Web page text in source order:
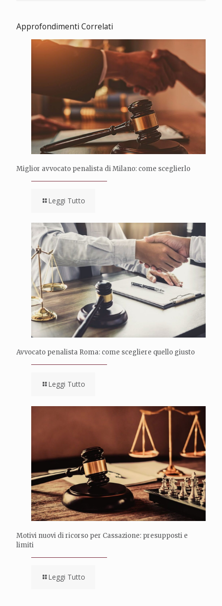
Approfondimenti Correlati
Miglior avvocato penalista di Milano: come sceglierlo
Leggi Tutto
Avvocato penalista Roma: come scegliere quello giusto
Leggi Tutto
Motivi nuovi di ricorso per Cassazione: presupposti e
limiti
Leggi Tutto